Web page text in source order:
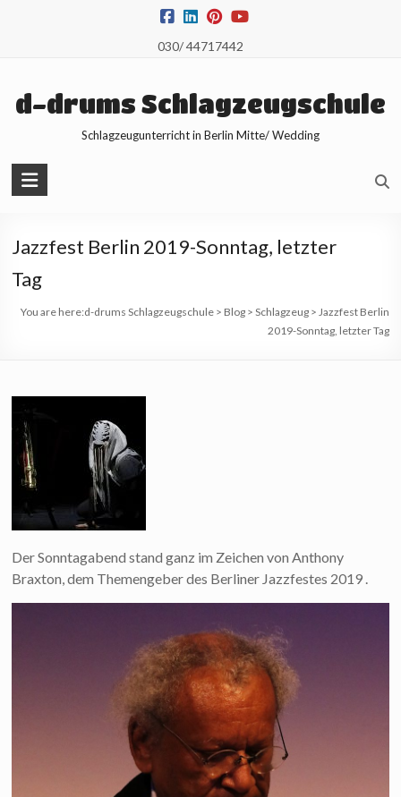
030/ 44717442
d-drums Schlagzeugschule
Schlagzeugunterricht in Berlin Mitte/ Wedding
Jazzfest Berlin 2019-Sonntag, letzter
Tag
You are here:d-drums Schlagzeugschule> Blog> Schlagzeug> Jazzfest Berlin
2019-Sonntag, letzter Tag
Der Sonntagabend stand ganz im Zeichen von Anthony
Braxton, dem Themengeber des Berliner Jazzfestes 2019 .